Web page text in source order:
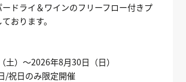
ドライ＆ワインのフリーフロー付きプ
おります。
土）～2026年8月30日（日）
/祝日のみ限定開催